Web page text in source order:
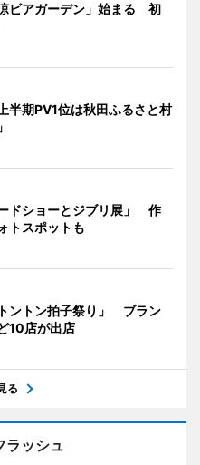
ビアガーデン」始まる 初
半期PV1位は秋田ふるさと村
ドショーとジブリ展」 作
トスポットも
ントン拍子祭り」 ブラン
10店が出店
る
ラッシュ